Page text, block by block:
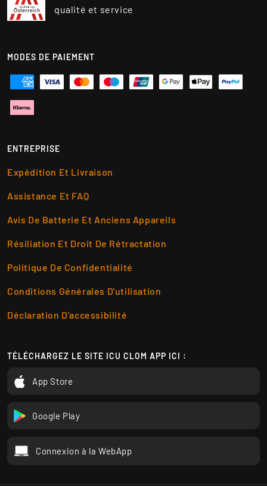
qualité et service
MODES DE PAIEMENT
ENTREPRISE
Expédition Et Livraison
Assistance Et FAQ
Avis De Batterie Et Anciens Appareils
Résiliation Et Droit De Rétractation
Politique De Confidentialité
Conditions Générales D'utilisation
Déclaration D'accessibilité
TÉLÉCHARGEZ LE SITE ICU CLOM APP ICI :
App Store
Google Play
Connexion à la WebApp